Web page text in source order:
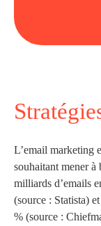
L’email marketing
souhaitant mener
milliards d’emails
(source : Statista)
% (source :